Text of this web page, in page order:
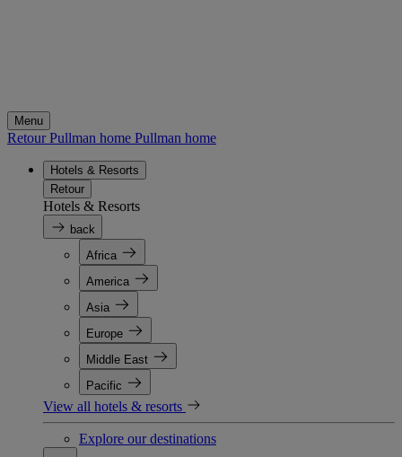
Menu
Retour Pullman home Pullman home
Hotels & Resorts
Retour
Hotels & Resorts
back
Africa
America
Asia
Europe
Middle East
Pacific
View all hotels & resorts
Explore our destinations